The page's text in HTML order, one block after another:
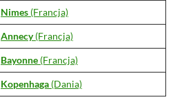
Nimes (Francja)
Annecy(Francja)
Bayonne (Francja)
Kopenhaga (Dania)